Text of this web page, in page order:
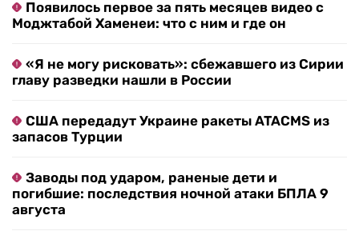
Появилось первое за пять месяцев видео с
Моджтабой Хаменеи: что с ним и где он
«Я не могу рисковать»: сбежавшего из Сирии
главу разведки нашли в России
США передадут Украине ракеты ATACMS из
запасов Турции
Заводы под ударом, раненые дети и
погибшие: последствия ночной атаки БПЛА 9
августа